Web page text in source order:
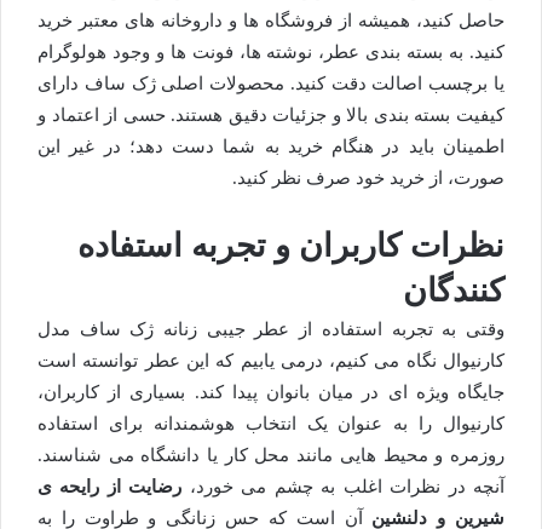
حاصل کنید، همیشه از فروشگاه ها و داروخانه های معتبر خرید
کنید. به بسته بندی عطر، نوشته ها، فونت ها و وجود هولوگرام
یا برچسب اصالت دقت کنید. محصولات اصلی ژک ساف دارای
کیفیت بسته بندی بالا و جزئیات دقیق هستند. حسی از اعتماد و
اطمینان باید در هنگام خرید به شما دست دهد؛ در غیر این
صورت، از خرید خود صرف نظر کنید.
نظرات کاربران و تجربه استفاده
کنندگان
وقتی به تجربه استفاده از عطر جیبی زنانه ژک ساف مدل
کارنیوال نگاه می کنیم، درمی یابیم که این عطر توانسته است
جایگاه ویژه ای در میان بانوان پیدا کند. بسیاری از کاربران،
کارنیوال را به عنوان یک انتخاب هوشمندانه برای استفاده
روزمره و محیط هایی مانند محل کار یا دانشگاه می شناسند.
آنچه در نظرات اغلب به چشم می خورد، رضایت از رایحه ی
شیرین و دلنشین آن است که حس زنانگی و طراوت را به